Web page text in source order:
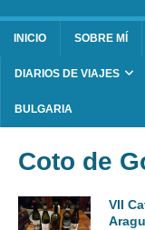
INICIO SOBRE MÍ
DIARIOS DE VIAJES
BULGARIA
Coto de
VII